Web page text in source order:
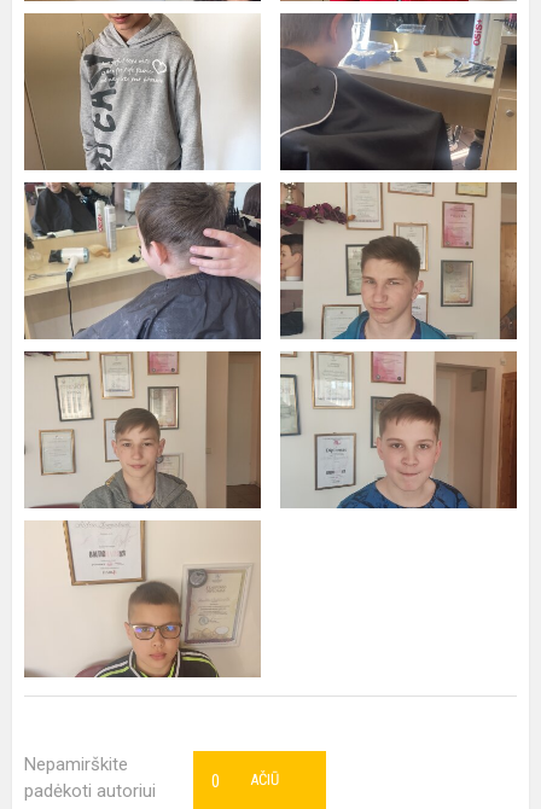
Nepamirškite
padėkoti autoriui
AČIŪ
0